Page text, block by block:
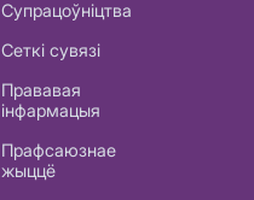
Супрацоўніцтва
Сеткі сувязі
Прававая
інфармацыя
Прафсаюзнае
жыццё